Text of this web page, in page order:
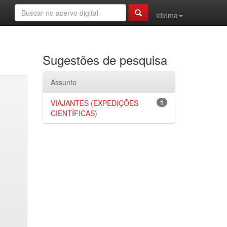
Idioma
Sugestões de pesquisa
Assunto
1
VIAJANTES (EXPEDIÇÕES
CIENTÍFICAS)